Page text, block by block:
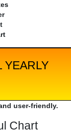
YEARLY
user-friendly.
Chart